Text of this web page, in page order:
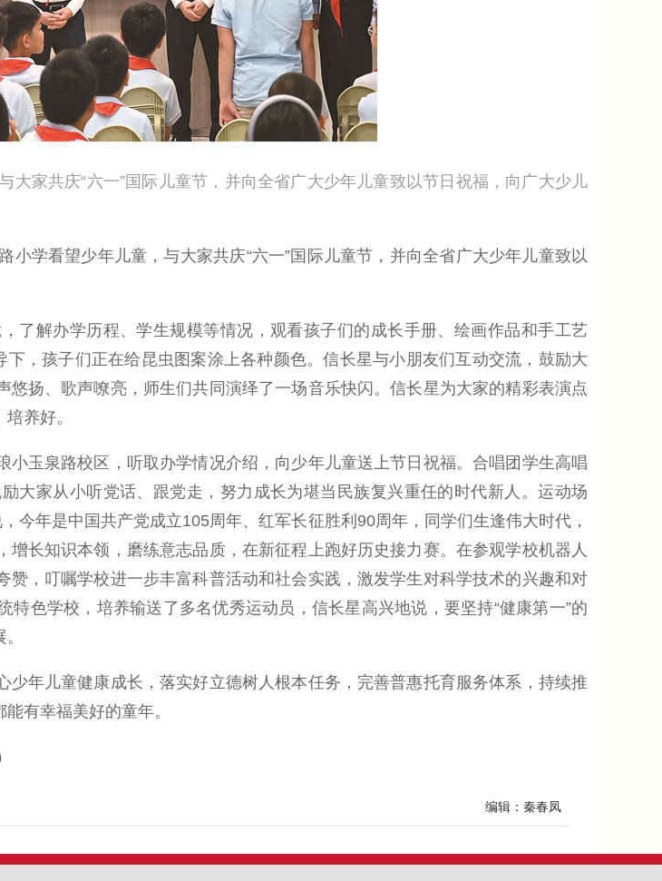
家共庆“六一”国际儿童节，并向全省广大少年儿童致以节日祝福，向广大少儿
看望少年儿童，与大家共庆“六一”国际儿童节，并向全省广大少年儿童致以
解办学历程、学生规模等情况，观看孩子们的成长手册、绘画作品和手工艺
，孩子们正在给昆虫图案涂上各种颜色。信长星与小朋友们互动交流，鼓励大
扬、歌声嘹亮，师生们共同演绎了一场音乐快闪。信长星为大家的精彩表演点
养好。
泉路校区，听取办学情况介绍，向少年儿童送上节日祝福。合唱团学生高唱
大家从小听党话、跟党走，努力成长为堪当民族复兴重任的时代新人。运动场
今年是中国共产党成立105周年、红军长征胜利90周年，同学们生逢伟大时代，
长知识本领，磨练意志品质，在新征程上跑好历史接力赛。在参观学校机器人
，叮嘱学校进一步丰富科普活动和社会实践，激发学生对科学技术的兴趣和对
色学校，培养输送了多名优秀运动员，信长星高兴地说，要坚持“健康第一”的
儿童健康成长，落实好立德树人根本任务，完善普惠托育服务体系，持续推
有幸福美好的童年。
编辑：秦春凤